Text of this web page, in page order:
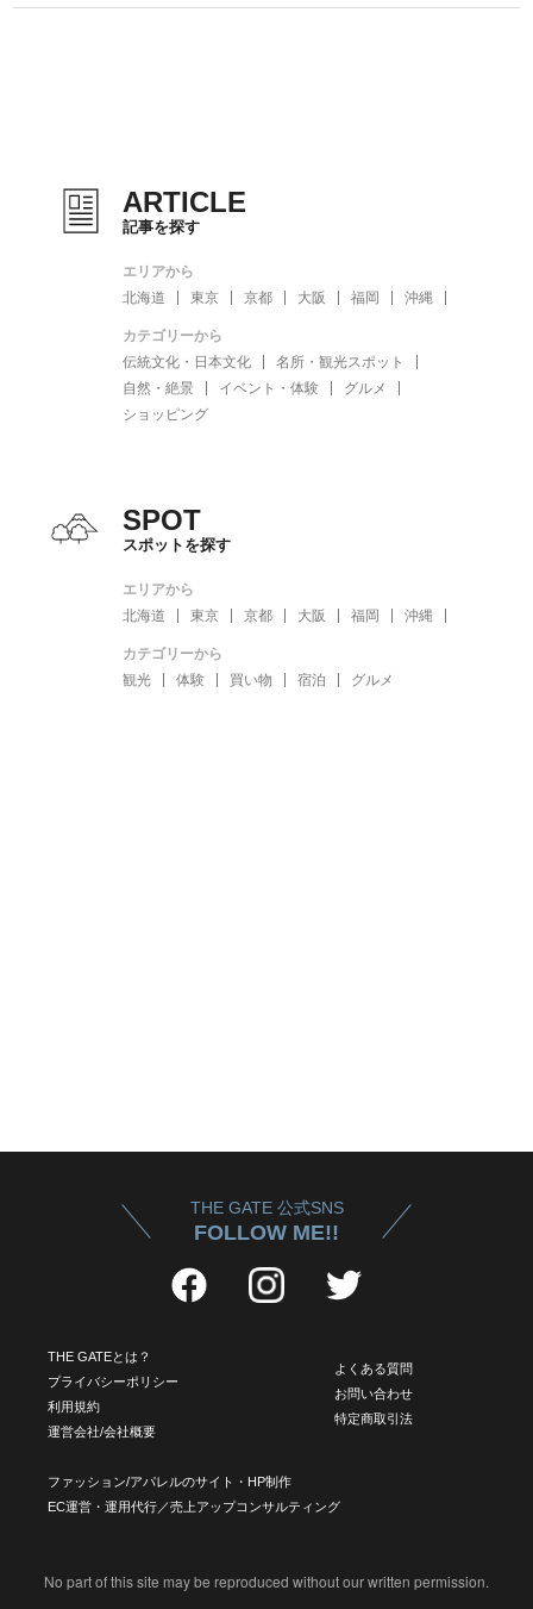
ARTICLE
記事を探す
エリアから
北海道
東京 京都 大阪 福岡 沖縄
カテゴリーから
伝統文化・日本文化
名所・観光スポット
自然・絶景
イベント・体験
グルメ
ショッピング
SPOT
スポットを探す
エリアから
北海道
東京 京都 大阪 福岡 沖縄
カテゴリーから
観光
体験 買い物 宿泊 グルメ
THE GATE 公式SNS
FOLLOW ME!!
THE GATEとは？
プライバシーポリシー
利用規約
運営会社/会社概要
よくある質問
お問い合わせ
特定商取引法
ファッション/アパレルのサイト・HP制作
EC運営・運用代行／売上アップコンサルティング
No part of this site may be reproduced without our written permission.